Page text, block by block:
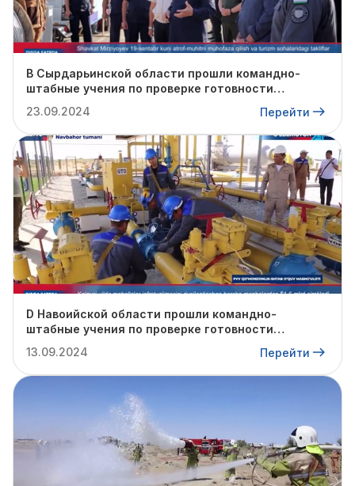
В Сырдарьинской области прошли командно-
штабные учения по проверке готовности
отопительному сезону.
23.09.2024 Перейти
D Навоийской области прошли командно-
штабные учения по проверке готовности
отопительному сезону.
13.09.2024 Перейти